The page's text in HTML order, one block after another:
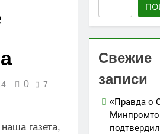
топливом
строительных
направлениям
0
7
газета,
Свежие
записи
«Правда о
подтвердил